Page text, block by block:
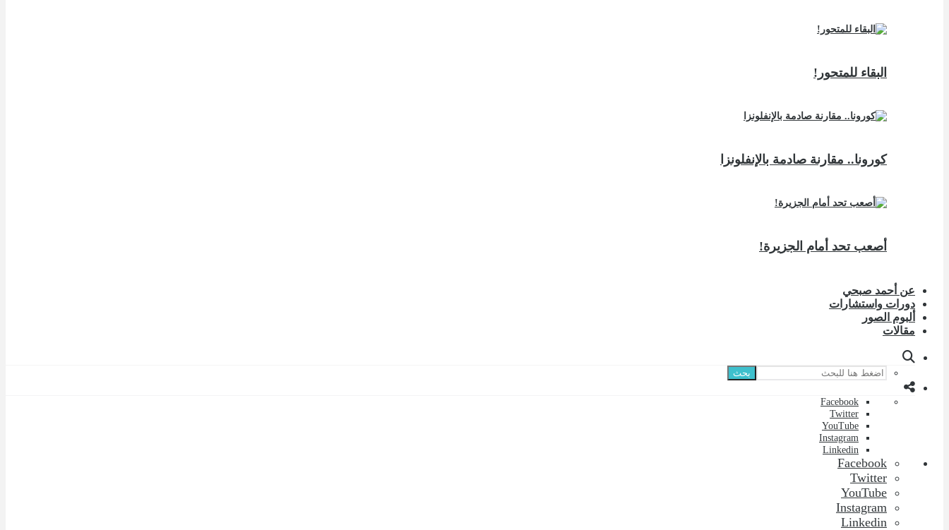
البقاء للمتحور!
كورونا.. مقارنة صادمة بالإنفلونزا
أصعب تحد أمام الجزيرة!
عن أحمد صبحي
دورات واستشارات
ألبوم الصور
مقالات
بحث
Facebook
Twitter
YouTube
Instagram
Linkedin
Facebook
Twitter
YouTube
Instagram
Linkedin